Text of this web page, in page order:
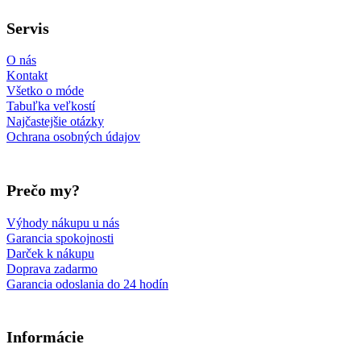
Servis
O nás
Kontakt
Všetko o móde
Tabuľka veľkostí
Najčastejšie otázky
Ochrana osobných údajov
Prečo my?
Výhody nákupu u nás
Garancia spokojnosti
Darček k nákupu
Doprava zadarmo
Garancia odoslania do 24 hodín
Informácie